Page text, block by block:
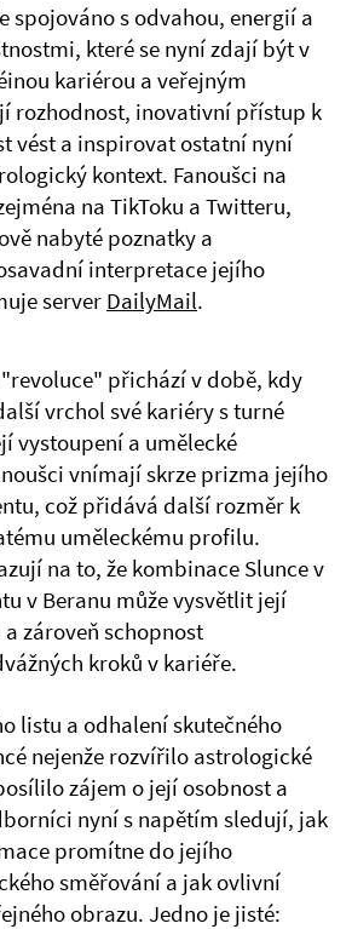
spojováno s odvahou, energií a
které se nyní zdají být v
kariérou a veřejným
rozhodnost, inovativní přístup k
vést a inspirovat ostatní nyní
kontext. Fanoušci na
na TikToku a Twitteru,
nabyté poznatky a
interpretace jejího
server DailyMail.
přichází v době, kdy
vrchol své kariéry s turné
vystoupení a umělecké
vnímají skrze prizma jejího
což přidává další rozměr k
uměleckému profilu.
na to, že kombinace Slunce v
v Beranu může vysvětlit její
zároveň schopnost
kroků v kariéře.
listu a odhalení skutečného
nejenže rozvířilo astrologické
zájem o její osobnost a
nyní s napětím sledují, jak
promítne do jejího
směřování a jak ovlivní
obrazu. Jedno je jisté: